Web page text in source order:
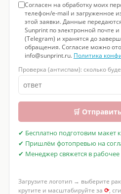
Согласен на обработку моих
телефон/e-mail и загруженное
этой заявки. Данные
Sunprint по электронной почте
(Telegram) и хранятся до
обращения. Согласие можно
info@sunprint.ru. Политика
Проверка (антиспам): сколько
🛒
✔ Бесплатно подготовим макет
✔ Пришлём фотопревью на
✔ Менеджер свяжется в рабочее
Загрузите логотип → выберите
крутите и масштабируйте за ⟳,